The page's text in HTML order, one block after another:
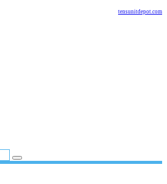
tensunitdepot.com